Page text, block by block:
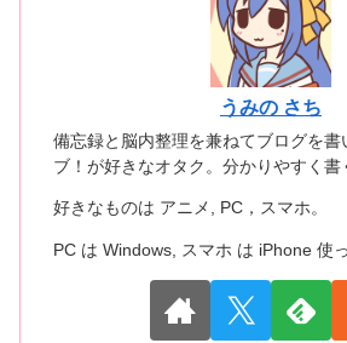
うみの さち
備忘録と脳内整理を兼ねてブログを書
ブ！が好きなオタク。分かりやすく書
好きなものは アニメ, PC，スマホ。
PC は Windows, スマホ は iPhone 使